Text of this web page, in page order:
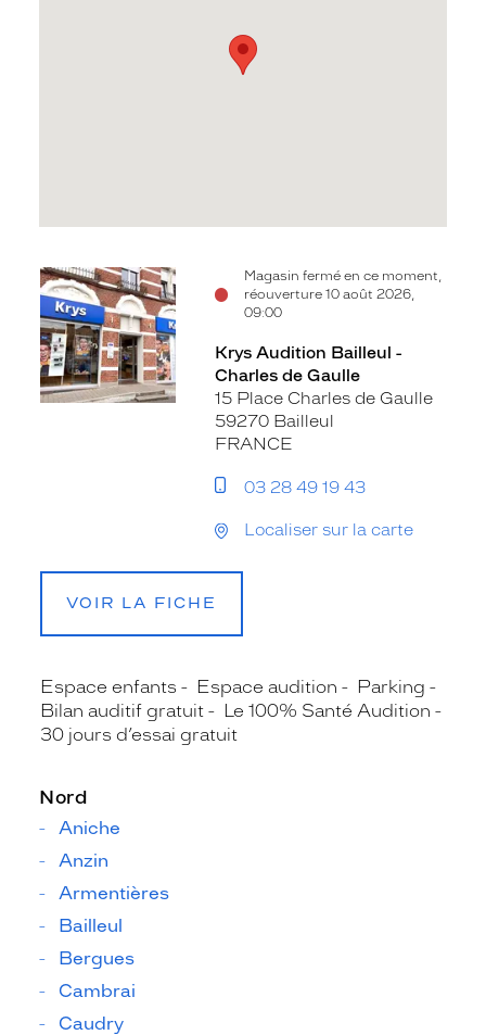
Magasin fermé en ce moment,
réouverture 10 août 2026,
09:00
Voir
la
fiche
Krys Audition Bailleul -
Charles de Gaulle
15 Place Charles de Gaulle
59270 Bailleul
FRANCE
03 28 49 19 43
Localiser sur la carte
VOIR LA FICHE
Espace enfants Espace audition
Parking
Bilan auditif gratuit
Le 100% Santé Audition
30 jours d’essai gratuit
Nord
Aniche
Anzin
Armentières
Bailleul
Bergues
Cambrai
Caudry